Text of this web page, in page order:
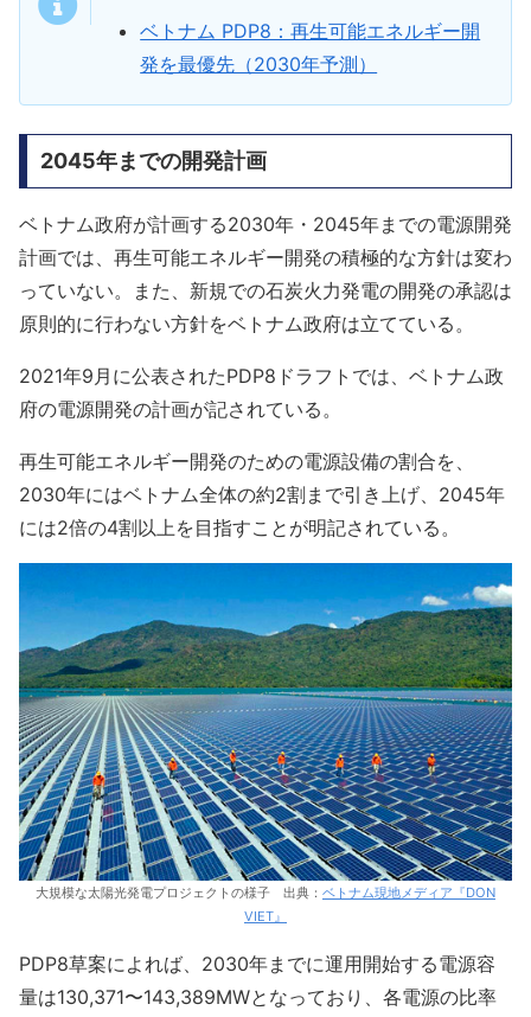
ベトナム PDP8：再生可能エネルギー開
発を最優先（2030年予測）
2045年までの開発計画
ベトナム政府が計画する2030年・2045年までの電源開発
計画では、再生可能エネルギー開発の積極的な方針は変わ
っていない。また、新規での石炭火力発電の開発の承認は
原則的に行わない方針をベトナム政府は立てている。
2021年9月に公表されたPDP8ドラフトでは、ベトナム政
府の電源開発の計画が記されている。
再生可能エネルギー開発のための電源設備の割合を、
2030年にはベトナム全体の約2割まで引き上げ、2045年
には2倍の4割以上を目指すことが明記されている。
大規模な太陽光発電プロジェクトの様子 出典： ベトナム現地メディア『DON
VIET』
PDP8草案によれば、2030年までに運用開始する電源容
量は130,371〜143,389MWとなっており、各電源の比率